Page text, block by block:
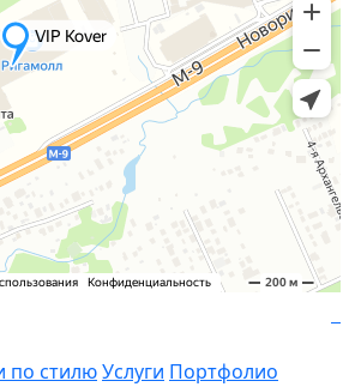
по стилюУслуги Портфолио